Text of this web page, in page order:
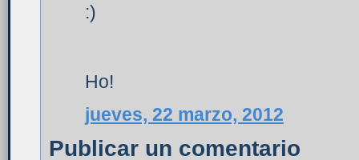
:)
Ho!
jueves, 22 marzo, 2012
Publicar un comentario